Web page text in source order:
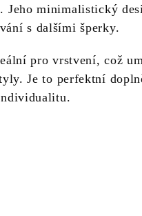
Jeho minimalistický
s dalšími šperky.
pro vrstvení, což
Je to perfektní